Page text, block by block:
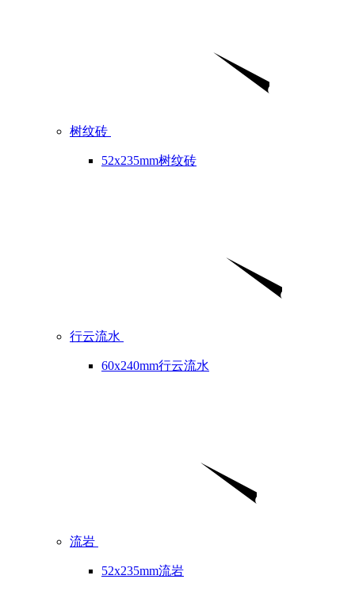
树纹砖
52x235mm树纹砖
行云流水
60x240mm行云流水
流岩
52x235mm流岩